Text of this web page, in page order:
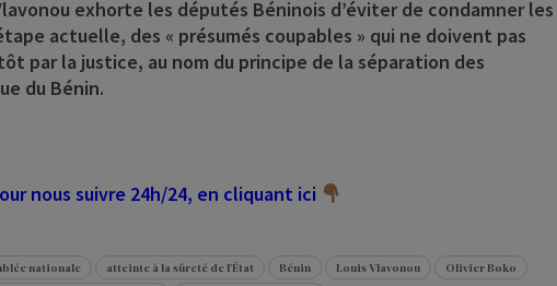
exhorte les députés Béninois d’éviter de condamner les
actuelle, des « présumés coupables » qui ne doivent pas
par la justice, au nom du principe de la séparation des
du Bénin.
nous suivre 24h/24, en cliquant ici
nationale atteinte à la sûreté de l'État Bénin Louis Vlavonou
Olivier Boko